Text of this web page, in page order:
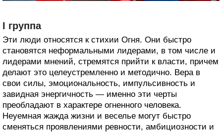
I группа
Эти люди относятся к стихии Огня. Они быстро
становятся неформальными лидерами, в том числе и
лидерами мнений, стремятся прийти к власти, причем
делают это целеустремленно и методично. Вера в
свои силы, эмоциональность, импульсивность и
завидная энергичность — именно эти черты
преобладают в характере огненного человека.
Неуемная жажда жизни и веселье могут быстро
сменяться проявлениями ревности, амбициозности и